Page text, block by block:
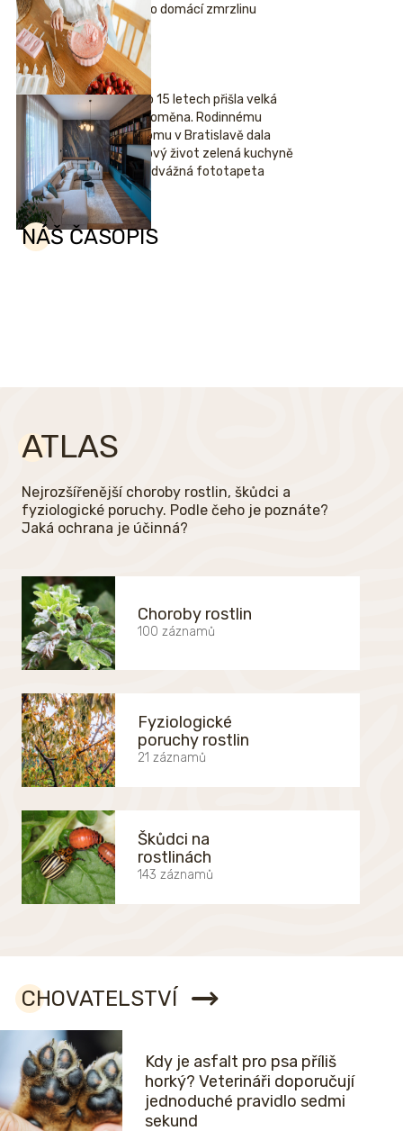
pro domácí zmrzlinu
Po 15 letech přišla velká
proměna. Rodinnému
domu v Bratislavě dala
nový život zelená kuchyně
i odvážná fototapeta
NÁŠ ČASOPIS
ATLAS
Nejrozšířenější choroby rostlin, škůdci a
fyziologické poruchy. Podle čeho je poznáte?
Jaká ochrana je účinná?
Choroby rostlin
100 záznamů
Fyziologické
poruchy rostlin
21 záznamů
Škůdci na
rostlinách
143 záznamů
CHOVATELSTVÍ
Kdy je asfalt pro psa příliš
horký? Veterináři doporučují
jednoduché pravidlo sedmi
sekund